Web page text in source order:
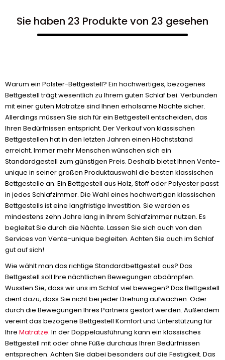
Sie haben 23 Produkte von 23 gesehen
Warum ein Polster-Bettgestell? Ein hochwertiges, bezogenes
Bettgestell trägt wesentlich zu Ihrem guten Schlaf bei. Verbunden
mit einer guten Matratze sind Ihnen erholsame Nächte sicher.
Allerdings müssen Sie sich für ein Bettgestell entscheiden, das
Ihren Bedürfnissen entspricht. Der Verkauf von klassischen
Bettgestellen hat in den letzten Jahren einen Höchststand
erreicht. Immer mehr Menschen wünschen sich ein
Standardgestell zum günstigen Preis. Deshalb bietet Ihnen Vente-
unique in seiner großen Produktauswahl die besten klassischen
Bettgestelle an. Ein Bettgestell aus Holz, Stoff oder Polyester passt
in jedes Schlafzimmer. Die Wahl eines hochwertigen klassischen
Bettgestells ist eine langfristige Investition. Sie werden es
mindestens zehn Jahre lang in Ihrem Schlafzimmer nutzen. Es
begleitet Sie durch die Nächte. Lassen Sie sich auch von den
Services von Vente-unique begleiten. Achten Sie auch im Schlaf
gut auf sich!
Wie wählt man das richtige Standardbettgestell aus? Das
Bettgestell soll Ihre nächtlichen Bewegungen abdämpfen.
Wussten Sie, dass wir uns im Schlaf viel bewegen? Das Bettgestell
dient dazu, dass Sie nicht bei jeder Drehung aufwachen. Oder
durch die Bewegungen Ihres Partners gestört werden. Außerdem
vereint das bezogene Bettgestell Komfort und Unterstützung für
Ihre Matratze. In der Doppelausführung kann ein klassisches
Bettgestell mit oder ohne Füße durchaus Ihren Bedürfnissen
entsprechen. Achten Sie dabei besonders auf die Festigkeit. Das